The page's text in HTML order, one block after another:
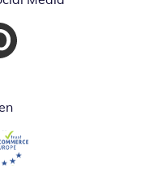
FensterFenster
in neuem Fenster
in neuem Fenster